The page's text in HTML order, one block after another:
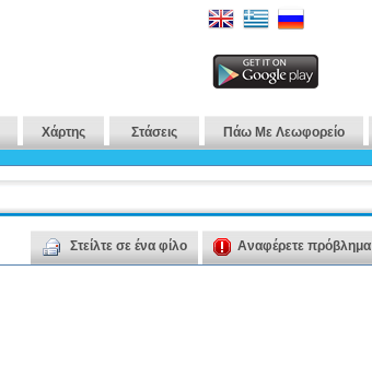
Χάρτης Στάσεις Πάω Με Λεωφορείο
Στείλτε σε ένα φίλο Αναφέρετε πρόβλημα